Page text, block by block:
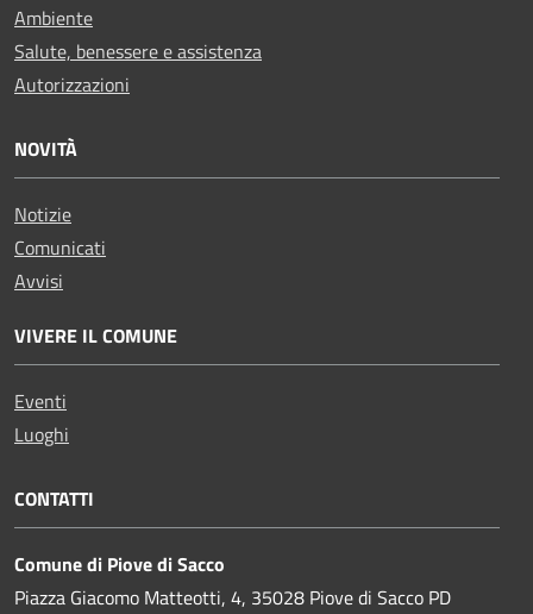
Ambiente
Salute, benessere e assistenza
Autorizzazioni
NOVITÀ
Notizie
Comunicati
Avvisi
VIVERE IL COMUNE
Eventi
Luoghi
CONTATTI
Comune di Piove di Sacco
Piazza Giacomo Matteotti, 4, 35028 Piove di Sacco PD